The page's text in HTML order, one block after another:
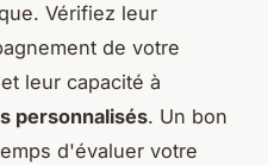
Vérifiez leur
de votre
leur capacité à
personnalisés. Un bon
d'évaluer votre